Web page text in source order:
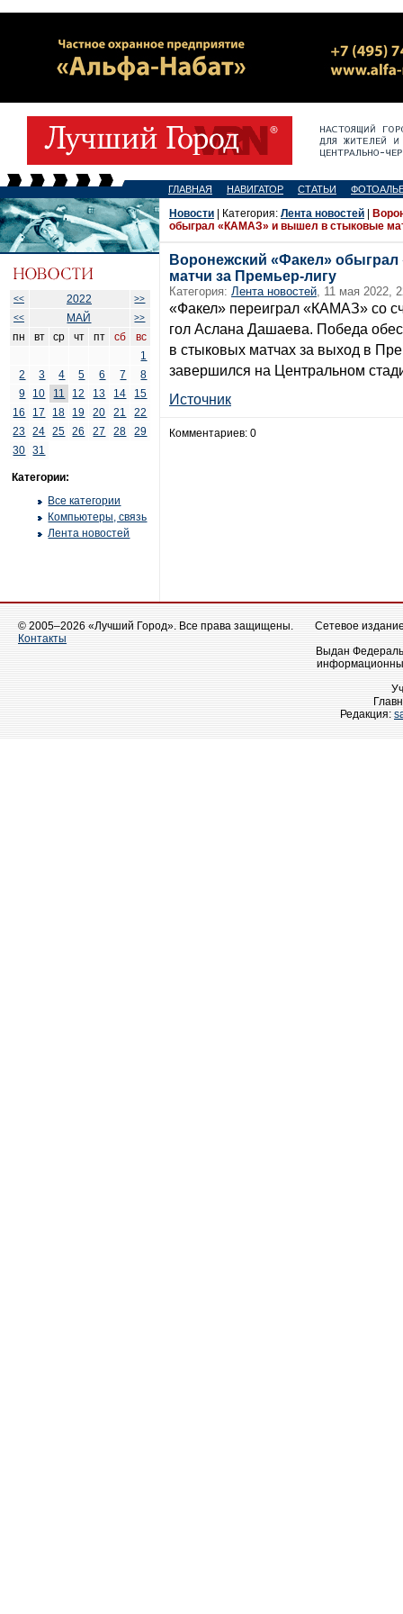
ГЛАВНАЯ НАВИГАТОР СТАТЬИ
<< 2022
>>
<<
МАЙ >>
пн вт ср чт пт сб
вс
1
2
3 4 5 6 7
8
9
10 11 12 13 14
15
16
17 18 19 20 21
22
23
24 25 26 27 28
29
30
31
Категории:
Все категории
Компьютеры, связь
Лента новостей
Новости | Категория: Лента новостей
обыграл «КАМАЗ» и вышел в стыковые
Воронежский «Факел»
матчи за Премьер-лигу
Категория: Лента новостей, 11 мая 2022,
«Факел» переиграл «КАМАЗ» со
гол Аслана Дашаева. Победа
в стыковых матчах за выход в
завершился на Центральном
Источник
Комментариев: 0
© 2005–2026 «Лучший Город». Все права защищены.
Контакты
Сетевое
Выдан
Редакция: